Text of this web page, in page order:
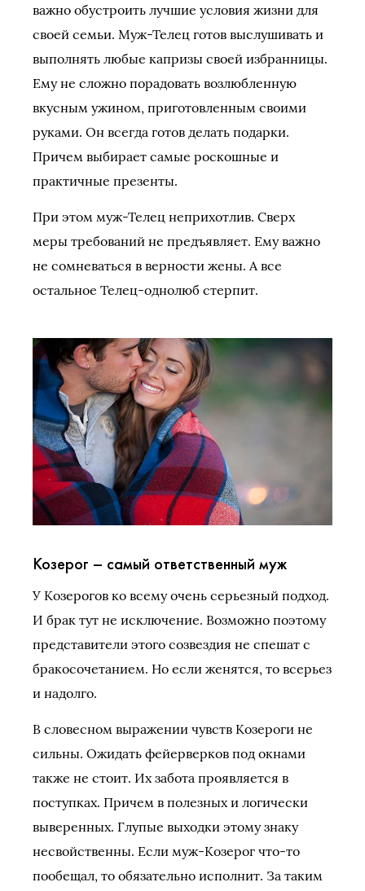
важно обустроить лучшие условия жизни для
своей семьи. Муж-Телец готов выслушивать и
выполнять любые капризы своей избранницы.
Ему не сложно порадовать возлюбленную
вкусным ужином, приготовленным своими
руками. Он всегда готов делать подарки.
Причем выбирает самые роскошные и
практичные презенты.
При этом муж-Телец неприхотлив. Сверх
меры требований не предъявляет. Ему важно
не сомневаться в верности жены. А все
остальное Телец-однолюб стерпит.
Козерог – самый ответственный муж
У Козерогов ко всему очень серьезный подход.
И брак тут не исключение. Возможно поэтому
представители этого созвездия не спешат с
бракосочетанием. Но если женятся, то всерьез
и надолго.
В словесном выражении чувств Козероги не
сильны. Ожидать фейерверков под окнами
также не стоит. Их забота проявляется в
поступках. Причем в полезных и логически
выверенных. Глупые выходки этому знаку
несвойственны. Если муж-Козерог что-то
пообещал, то обязательно исполнит. За таким